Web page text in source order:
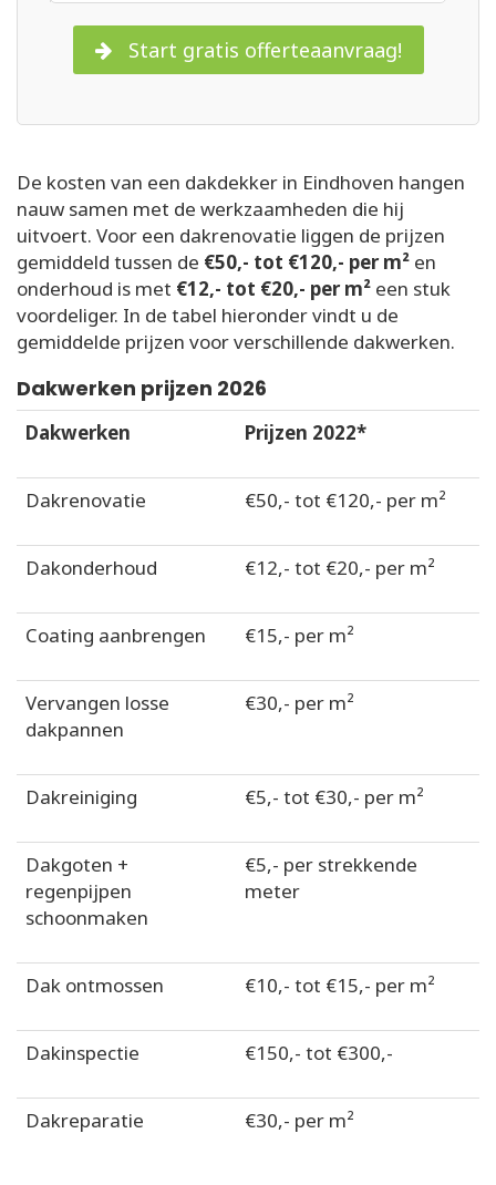
Start gratis offerteaanvraag!
De kosten van een dakdekker in Eindhoven hangen
nauw samen met de werkzaamheden die hij
uitvoert. Voor een dakrenovatie liggen de prijzen
gemiddeld tussen de €50,- tot €120,- per m² en
onderhoud is met €12,- tot €20,- per m² een stuk
voordeliger. In de tabel hieronder vindt u de
gemiddelde prijzen voor verschillende dakwerken.
Dakwerken prijzen 2026
Dakwerken Prijzen 2022*
Dakrenovatie €50,- tot €120,- per m²
Dakonderhoud €12,- tot €20,- per m²
Coating aanbrengen €15,- per m²
Vervangen losse
dakpannen
€30,- per m²
Dakreiniging €5,- tot €30,- per m²
Dakgoten +
regenpijpen
schoonmaken
€5,- per strekkende
meter
Dak ontmossen €10,- tot €15,- per m²
Dakinspectie €150,- tot €300,-
Dakreparatie €30,- per m²